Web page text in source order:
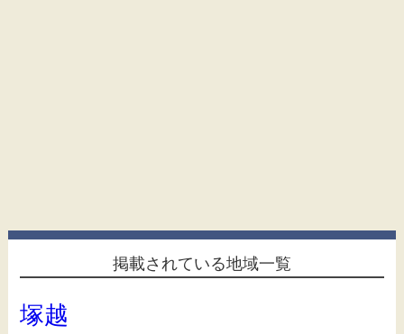
掲載されている地域一覧
塚越